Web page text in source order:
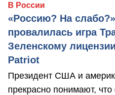
В России
«Россию? На
провалилась игра
Зеленскому
Patriot
Президент США и
прекрасно понимают,